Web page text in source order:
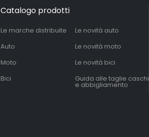
Catalogo prodotti
Le marche distribuite
Auto
Moto
Bici
Le novità auto
Le novità moto
Le novità bici
Guida alle taglie caschi
e abbigliamento